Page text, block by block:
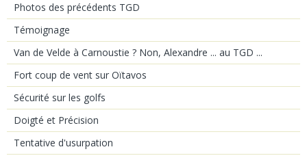
Photos des précédents TGD
Témoignage
Van de Velde à Carnoustie ? Non, Alexandre ... au TGD ...
Fort coup de vent sur Oïtavos
Sécurité sur les golfs
Doigté et Précision
Tentative d'usurpation